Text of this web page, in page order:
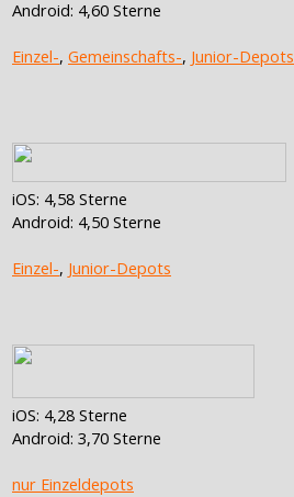
Android: 4,60 Sterne
Einzel-, Gemeinschafts-, Junior-Depots
iOS: 4,58 Sterne
Android: 4,50 Sterne
Einzel-, Junior-Depots
iOS: 4,28 Sterne
Android: 3,70 Sterne
nur Einzeldepots